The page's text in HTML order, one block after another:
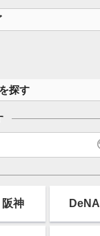
探す
阪神 DeNA